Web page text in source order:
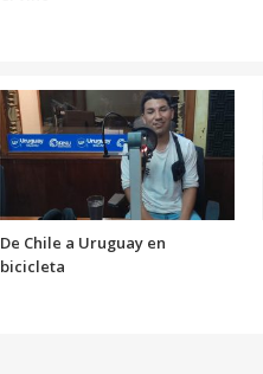
De Chile a Uruguay en
bicicleta